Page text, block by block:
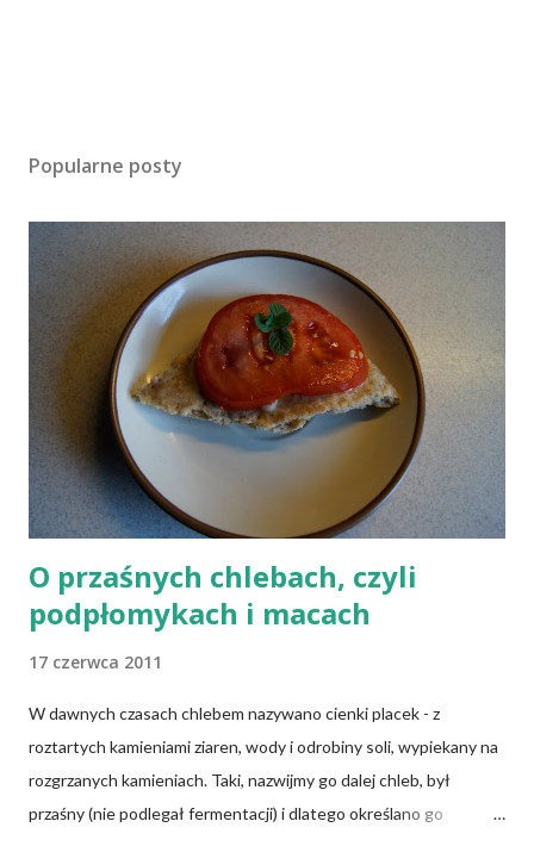
Popularne posty
O przaśnych chlebach, czyli
podpłomykach i macach
17 czerwca 2011
W dawnych czasach chlebem nazywano cienki placek - z
roztartych kamieniami ziaren, wody i odrobiny soli, wypiekany na
rozgrzanych kamieniach. Taki, nazwijmy go dalej chleb, był
przaśny (nie podlegał fermentacji) i dlatego określano go